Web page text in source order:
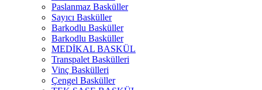
Paslanmaz Basküller
Sayıcı Basküller
Barkodlu Basküller
Barkodlu Basküller
MEDİKAL BASKÜL
Transpalet Baskülleri
Vinç Baskülleri
Çengel Basküller